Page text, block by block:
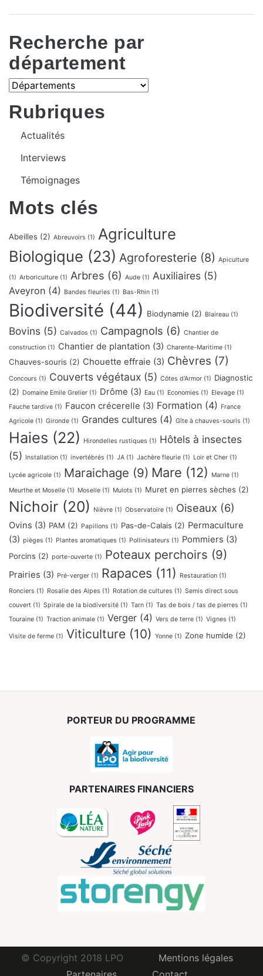
Recherche par
département
Rubriques
Actualités
Interviews
Témoignages
Mots clés
Abeilles (2) Abreuvoirs (1) Agriculture
Biologique (23) Agroforesterie (8) Apiculture
(1) Arboriculture (1) Arbres (6) Aude (1) Auxiliaires (5)
Aveyron (4) Bandes fleuries (1) Bas-Rhin (1)
Biodiversité (44) Biodynamie (2) Blaireau (1)
Bovins (5) Calvados (1) Campagnols (6) Chantier de
construction (1) Chantier de plantation (3) Charente-Maritime (1)
Chauves-souris (2) Chouette effraie (3) Chèvres (7)
Concours (1) Couverts végétaux (5) Côtes d'Armor (1) Diagnostic
(2) Domaine Emile Grelier (1) Drôme (3) Eau (1) Economies (1) Elevage (1)
Fauche tardive (1) Faucon crécerelle (3) Formation (4)
France
Agricole (1) Gironde (1) Grandes cultures (4) Gîte à chauves-souris (1)
Haies (22) Hirondelles rustiques (1) Hôtels à insectes
(5) Installation (1) invertébrés (1) JA (1) Jachère fleurie (1) Loir et Cher (1)
Lycée agricole (1) Maraichage (9) Mare (12) Marne (1)
Meurthe et Moselle (1) Moselle (1) Mulots (1) Muret en pierres sèches (2)
Nichoir (20) Nièvre (1) Observatoire (1) Oiseaux (6)
Ovins (3) PAM (2) Papillons (1) Pas-de-Calais (2) Permaculture
(3) pièges (1) Plantes aromatiques (1) Pollinisateurs (1) Pommiers (3)
Porcins (2) porte-ouverte (1) Poteaux perchoirs (9)
Prairies (3) Pré-verger (1) Rapaces (11) Restauration (1)
Ronciers (1) Rosalie des Alpes (1) Rotation de cultures (1) Semis direct sous
couvert (1) Spirale de la biodiversité (1) Tarn (1) Tas de bois / tas de pierres (1)
Touraine (1) Traction animale (1) Verger (4) Vers de terre (1) Vignes (1)
Visite de ferme (1) Viticulture (10) Yonne (1) Zone humide (2)
PORTEUR DU PROGRAMME
PARTENAIRES FINANCIERS
© Copyright 2018 LPO
Mentions légales